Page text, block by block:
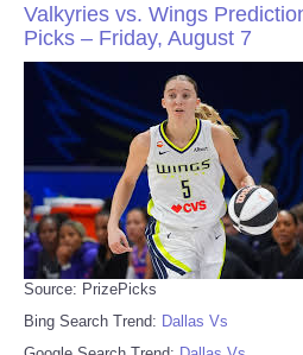
Valkyries vs. Wings
Picks – Friday, August 7
Source: PrizePicks
Bing Search Trend: Dallas Vs